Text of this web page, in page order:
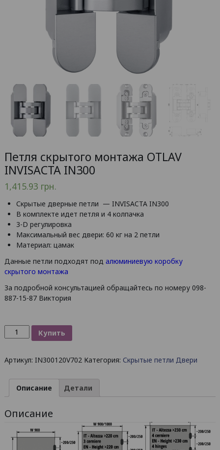
Петля скрытого монтажа OTLAV
INVISACTA IN300
1,415.93 грн.
Скрытые дверные петли — INVISACTA IN300
В комплекте идет петля и 4 колпачка
3-D регулировка
Максимальный вес двери: 60 кг на 2 петли
Материал: цамак
Данные петли подходят под алюминиевую коробку
скрытого монтажа
За подробной консультацией обращайтесь по номеру 098-
887-15-87 Виктория
Количество
товара
скрытого
OTLAV
INVISACTA
Купить
Артикул: IN300120V702 Категория: Скрытые петли Двери
Описание Детали
Описание